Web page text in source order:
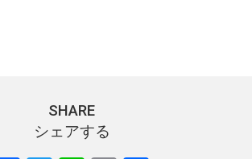
SHARE
シェアする